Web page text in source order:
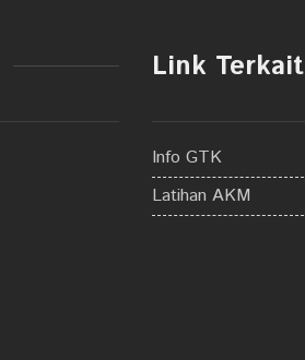
Link Terkait
Info GTK
Latihan AKM